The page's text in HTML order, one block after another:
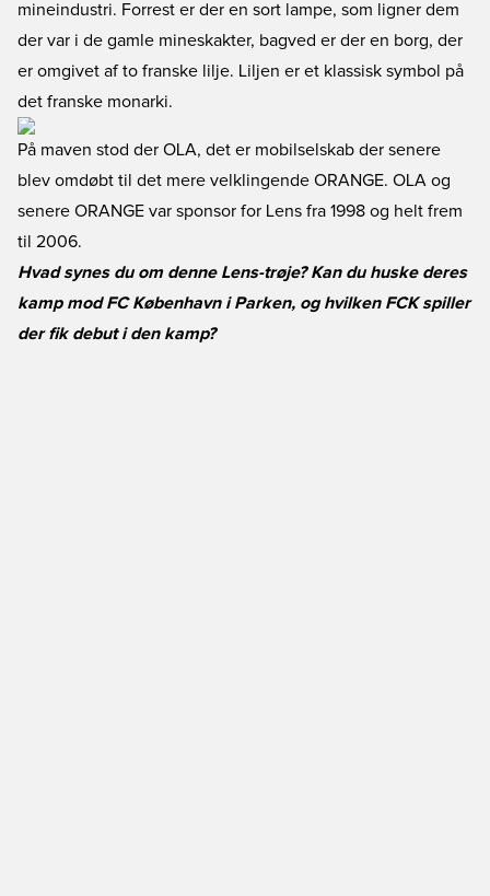
mineindustri. Forrest er der en sort lampe, som ligner dem
der var i de gamle mineskakter, bagved er der en borg, der
er omgivet af to franske lilje. Liljen er et klassisk symbol på
det franske monarki.
På maven stod der OLA, det er mobilselskab der senere
blev omdøbt til det mere velklingende ORANGE. OLA og
senere ORANGE var sponsor for Lens fra 1998 og helt frem
til 2006.
Hvad synes du om denne Lens-trøje? Kan du huske deres
kamp mod FC København i Parken, og hvilken FCK spiller
der fik debut i den kamp?